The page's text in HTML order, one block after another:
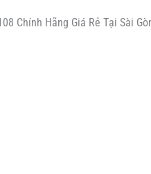
Chính Hãng Giá Rẻ Tại Sài